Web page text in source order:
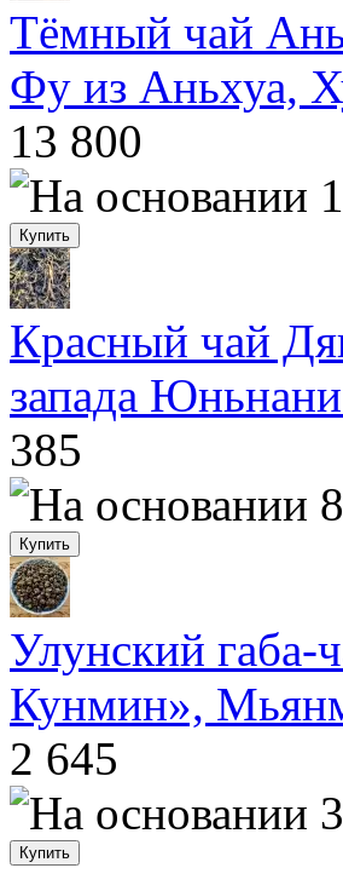
Тёмный чай
Фу из Аньхуа,
13 800
Красный чай
запада
385
Улунский
Кунмин»,
2 645